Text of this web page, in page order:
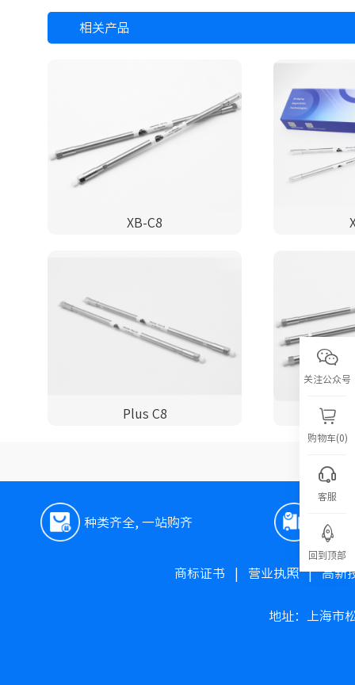
相关产品
XB-C8
Plus C8
种类齐全, 一站购齐 极速
商标证书 营业执照|高新
地址：上海市
关注公众号
购物车(0)
客服
回到顶部